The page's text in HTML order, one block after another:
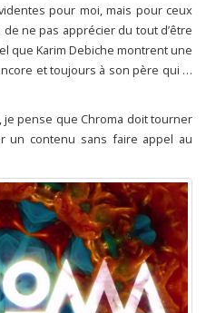
pour moi, mais pour ceux
ne pas apprécier du tout d’être
que Karim Debiche montrent une
et toujours à son père qui …
je pense que Chroma doit tourner
un contenu sans faire appel au